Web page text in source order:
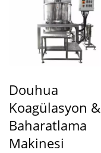
Douhua
Koagülasyon &
Baharatlama
Makinesi